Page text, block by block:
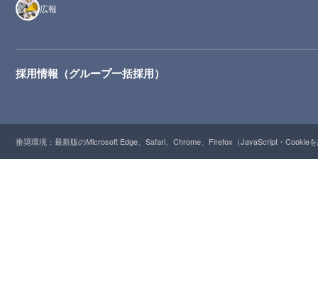
広報
採用情報（グループ一括採用）
推奨環境：最新版のMicrosoft Edge、Safari、Chrome、Firefox（JavaScript・Cookie